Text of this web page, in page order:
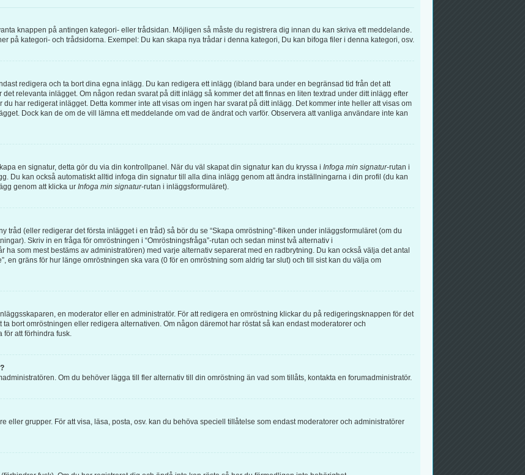
knappen på antingen kategori- eller trådsidan. Möjligen så måste du registrera dig innan du kan skriva ett meddelande.
på kategori- och trådsidorna. Exempel: Du kan skapa nya trådar i denna kategori, Du kan bifoga filer i denna kategori, osv.
redigera och ta bort dina egna inlägg. Du kan redigera ett inlägg (ibland bara under en begränsad tid från det att
det relevanta inlägget. Om någon redan svarat på ditt inlägg så kommer det att finnas en liten textrad under ditt inlägg efter
har redigerat inlägget. Detta kommer inte att visas om ingen har svarat på ditt inlägg. Det kommer inte heller att visas om
Dock kan de om de vill lämna ett meddelande om vad de ändrat och varför. Observera att vanliga användare inte kan
en signatur, detta gör du via din kontrollpanel. När du väl skapat din signatur kan du kryssa i Infoga min signatur-rutan i
Du kan också automatiskt alltid infoga din signatur till alla dina inlägg genom att ändra inställningarna i din profil (du kan
genom att klicka ur Infoga min signatur-rutan i inläggsformuläret).
tråd (eller redigerar det första inlägget i en tråd) så bör du se “Skapa omröstning”-fliken under inläggsformuläret (om du
Skriv in en fråga för omröstningen i “Omröstningsfråga”-rutan och sedan minst två alternativ i
ha som mest bestäms av administratören) med varje alternativ separerat med en radbrytning. Du kan också välja det antal
en gräns för hur länge omröstningen ska vara (0 för en omröstning som aldrig tar slut) och till sist kan du välja om
en moderator eller en administratör. För att redigera en omröstning klickar du på redigeringsknappen för det
bort omröstningen eller redigera alternativen. Om någon däremot har röstat så kan endast moderatorer och
för att förhindra fusk.
Om du behöver lägga till fler alternativ till din omröstning än vad som tillåts, kontakta en forumadministratör.
eller grupper. För att visa, läsa, posta, osv. kan du behöva speciell tillåtelse som endast moderatorer och administratörer